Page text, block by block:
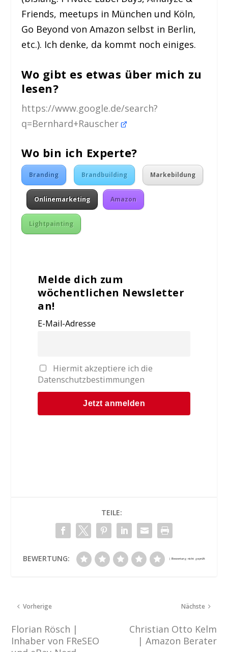
Friends, meetups in München und Köln,
Go Beyond von Amazon selbst in Berlin,
etc.). Ich denke, da kommt noch einiges.
Wo gibt es etwas über mich zu
lesen?
https://www.google.de/search?
q=Bernhard+Rauscher
Wo bin ich Experte?
Branding Brandbuilding Markebildung
Onlinemarketing Amazon
Lightpainting
Melde dich zum
wöchentlichen Newsletter
an!
E-Mail-Adresse
Hiermit akzeptiere ich die
Datenschutzbestimmungen
TEILE:
BEWERTUNG:
Vorherige
Florian Rösch |
Inhaber von FReSEO
Nächste
Christian Otto Kelm
| Amazon Berater